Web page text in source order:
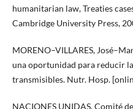
humanitarian law, Treaties
Cambridge University Press,
MORENO–VILLARES,
una oportunidad para reducir
transmisibles. Nutr. Hosp.
NACIONES UNIDAS. Comité